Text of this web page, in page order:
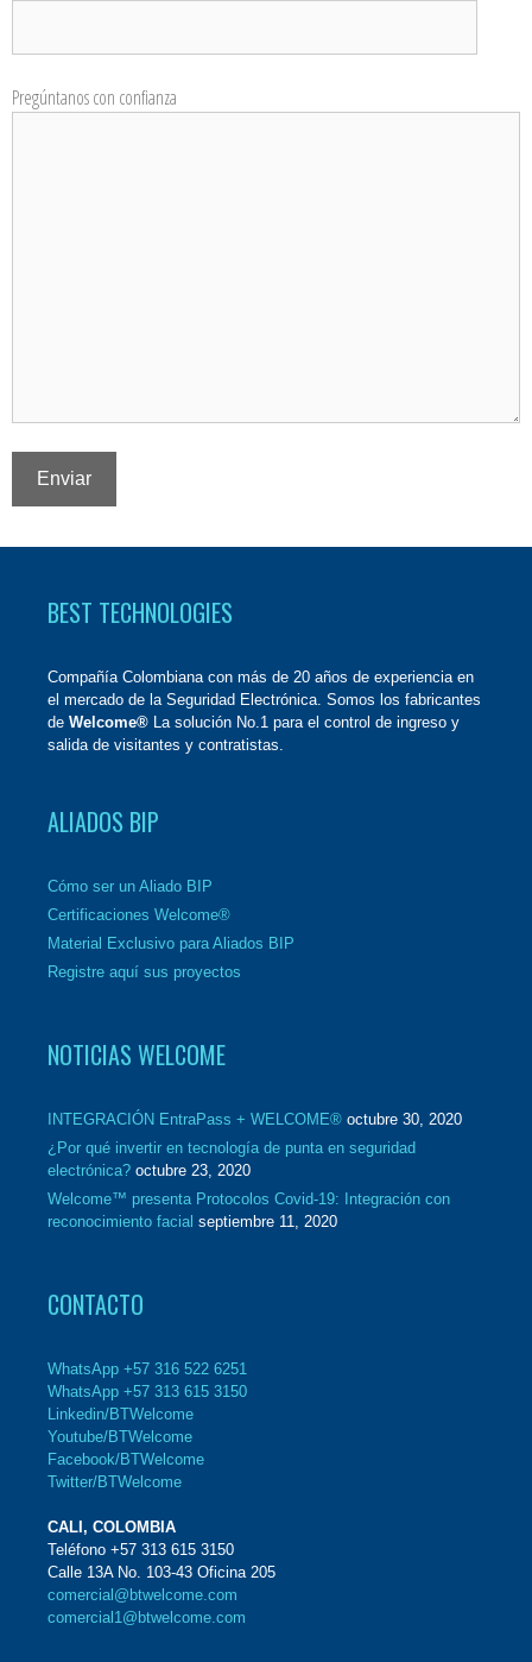
Pregúntanos con confianza
BEST TECHNOLOGIES
Compañía Colombiana con más de 20 años de experiencia en
el mercado de la Seguridad Electrónica. Somos los fabricantes
de Welcome® La solución No.1 para el control de ingreso y
salida de visitantes y contratistas.
ALIADOS BIP
Cómo ser un Aliado BIP
Certificaciones Welcome®
Material Exclusivo para Aliados BIP
Registre aquí sus proyectos
NOTICIAS WELCOME
INTEGRACIÓN EntraPass + WELCOME® octubre 30, 2020
¿Por qué invertir en tecnología de punta en seguridad
electrónica? octubre 23, 2020
Welcome™ presenta Protocolos Covid-19: Integración con
reconocimiento facial septiembre 11, 2020
CONTACTO
WhatsApp +57 316 522 6251
WhatsApp +57 313 615 3150
Linkedin/BTWelcome
Youtube/BTWelcome
Facebook/BTWelcome
Twitter/BTWelcome
CALI, COLOMBIA
Teléfono +57 313 615 3150
Calle 13A No. 103-43 Oficina 205
comercial@btwelcome.com
comercial1@btwelcome.com